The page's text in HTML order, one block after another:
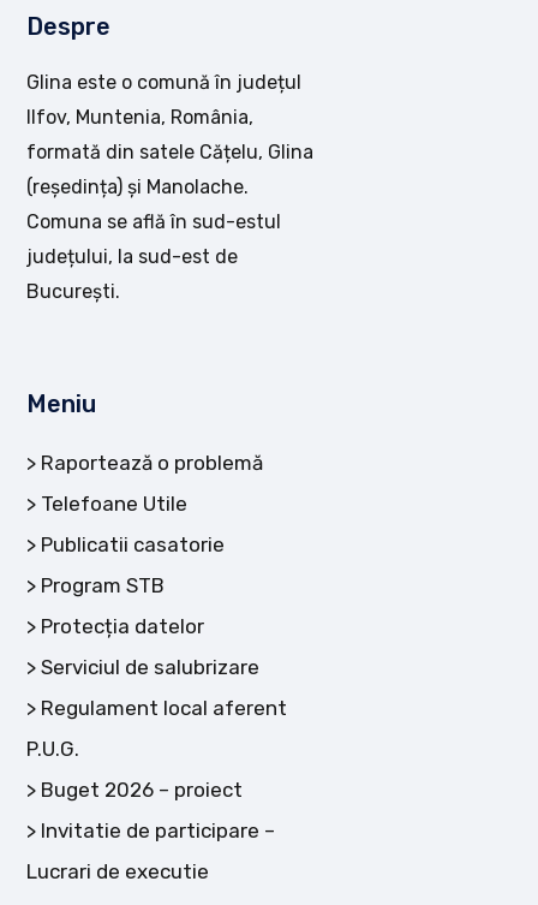
Despre
Glina este o comună în județul
Ilfov, Muntenia, România,
formată din satele Cățelu, Glina
(reședința) și Manolache.
Comuna se află în sud-estul
județului, la sud-est de
București.
Meniu
Raportează o problemă
Telefoane Utile
Publicatii casatorie
Program STB
Protecția datelor
Serviciul de salubrizare
Regulament local aferent
P.U.G.
Buget 2026 – proiect
Invitatie de participare –
Lucrari de executie